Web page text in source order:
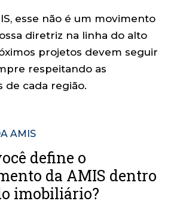
esse não é um movimento
diretriz na linha do alto
projetos devem seguir
respeitando as
de cada região.
AMIS
define o
da AMIS dentro
imobiliário?